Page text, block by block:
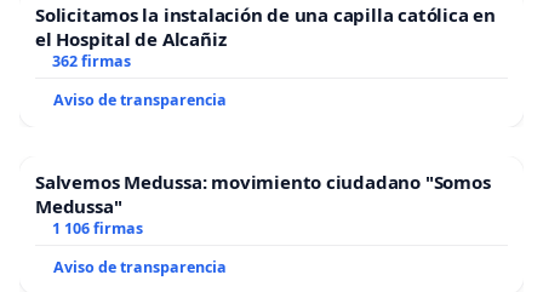
Solicitamos la instalación de una capilla católica en
el Hospital de Alcañiz
362 firmas
Aviso de transparencia
Salvemos Medussa: movimiento ciudadano "Somos
Medussa"
1 106 firmas
Aviso de transparencia